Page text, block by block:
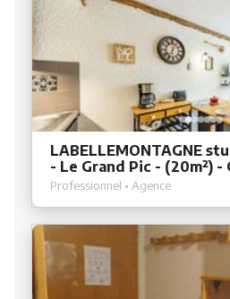
LABELLEMONTAGNE
- Le Grand Pic - (20m²) -
Professionnel • Agence